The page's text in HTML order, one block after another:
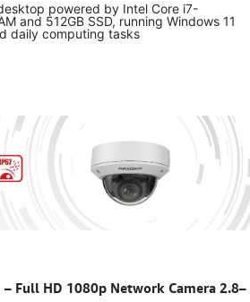
powered by Intel Core i7-
and 512GB SSD, running Windows 11
daily computing tasks.
– Full HD 1080p Network Camera 2.8–